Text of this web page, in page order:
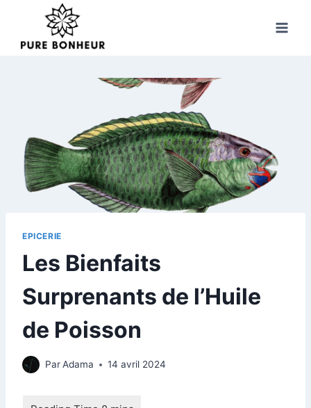
content
EPICERIE
Les Bienfaits
Surprenants de l’Huile
de Poisson
ParAdama 14 avril 2024